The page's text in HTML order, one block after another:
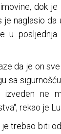
dok
je naglasio
u
da je on
sa
ne
rekao je
trebao biti